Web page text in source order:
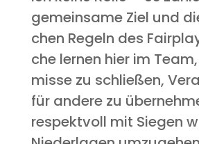
gemein­sa­me Ziel und
chen Regeln des
che ler­nen hier im
mis­se zu schlie­ßen,
für ande­re zu
respekt­voll mit Sie­gen